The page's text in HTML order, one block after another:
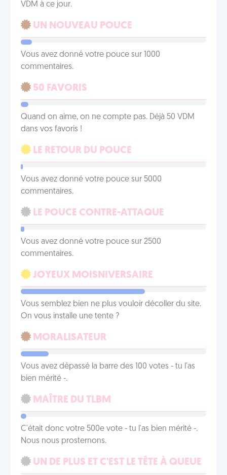
VDM à ce jour.
UN NOUVEAU POUCE
Vous avez donné votre pouce sur 1000
commentaires.
50 FAVORIS
Quand on aime, on ne compte pas. Déjà 50 VDM
dans vos favoris !
LE RETOUR DU POUCE
Vous avez donné votre pouce sur 5000
commentaires.
LE POUCE CONTRE-ATTAQUE
Vous avez donné votre pouce sur 2500
commentaires.
JOYEUX MOISNIVERSAIRE
Vous semblez bien ne plus vouloir décoller du site.
On vous installe une tente ?
MORALISATEUR
Vous avez dépassé la barre des 100 votes - tu l'as
bien mérité -.
MAÎTRE DU TLBM
C'était donc votre 500e vote - tu l'as bien mérité -.
Nous nous prosternons.
UN DE PLUS ET C'EST LE TÊTE À QUEUE